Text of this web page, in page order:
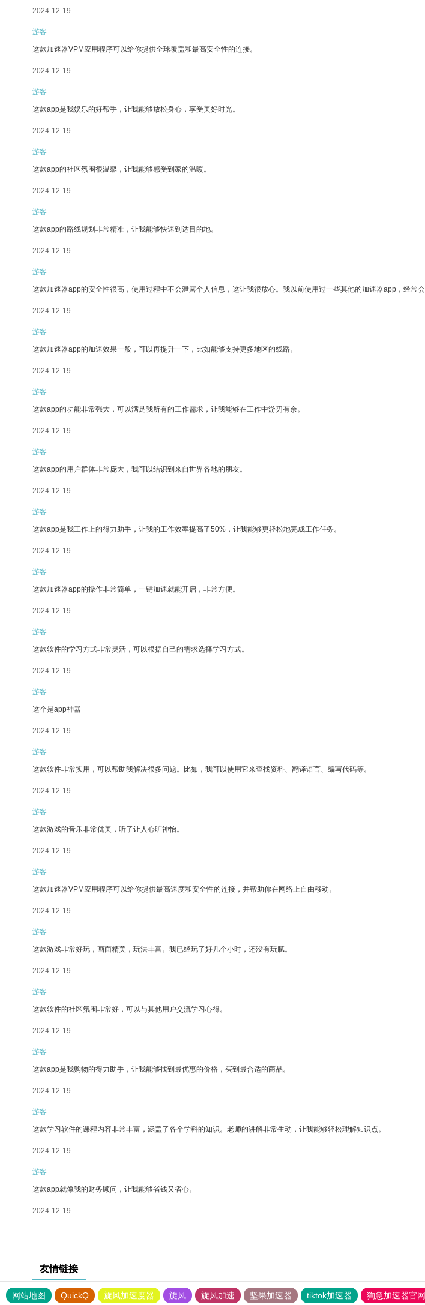
2024-12-19
游客
这款加速器VPM应用程序可以给你提供全球覆盖和最高安全性的连接。
2024-12-19
游客
这款app是我娱乐的好帮手，让我能够放松身心，享受美好时光。
2024-12-19
游客
这款app的社区氛围很温馨，让我能够感受到家的温暖。
2024-12-19
游客
这款app的路线规划非常精准，让我能够快速到达目的地。
2024-12-19
游客
这款加速器app的安全性很高，使用过程中不会泄露个人信息，这让我很放心。我以前使用过一些其他的加速器app，经常
2024-12-19
游客
这款加速器app的加速效果一般，可以再提升一下，比如能够支持更多地区的线路。
2024-12-19
游客
这款app的功能非常强大，可以满足我所有的工作需求，让我能够在工作中游刃有余。
2024-12-19
游客
这款app的用户群体非常庞大，我可以结识到来自世界各地的朋友。
2024-12-19
游客
这款app是我工作上的得力助手，让我的工作效率提高了50%，让我能够更轻松地完成工作任务。
2024-12-19
游客
这款加速器app的操作非常简单，一键加速就能开启，非常方便。
2024-12-19
游客
这款软件的学习方式非常灵活，可以根据自己的需求选择学习方式。
2024-12-19
游客
这个是app神器
2024-12-19
游客
这款软件非常实用，可以帮助我解决很多问题。比如，我可以使用它来查找资料、翻译语言、编写代码等。
2024-12-19
游客
这款游戏的音乐非常优美，听了让人心旷神怡。
2024-12-19
游客
这款加速器VPM应用程序可以给你提供最高速度和安全性的连接，并帮助你在网络上自由移动。
2024-12-19
游客
这款游戏非常好玩，画面精美，玩法丰富。我已经玩了好几个小时，还没有玩腻。
2024-12-19
游客
这款软件的社区氛围非常好，可以与其他用户交流学习心得。
2024-12-19
游客
这款app是我购物的得力助手，让我能够找到最优惠的价格，买到最合适的商品。
2024-12-19
游客
这款学习软件的课程内容非常丰富，涵盖了各个学科的知识。老师的讲解非常生动，让我能够轻松理解知识点。
2024-12-19
游客
这款app就像我的财务顾问，让我能够省钱又省心。
2024-12-19
友情链接
网站地图 QuickQ 旋风加速度器 旋风 旋风加速 坚果加速器 tiktok加速器 狗急加速器官网